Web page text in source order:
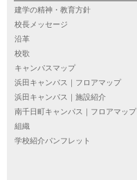
建学の精神・教育方針
校長メッセージ
沿革
校歌
キャンパスマップ
浜田キャンパス｜フロアマップ
浜田キャンパス｜施設紹介
南千日町キャンパス｜フロアマップ
組織
学校紹介パンフレット